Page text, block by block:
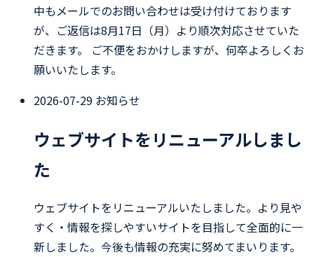
中もメールでのお問い合わせは受け付けております
が、ご返信は8月17日（月）より順次対応させていた
だきます。 ご不便をおかけしますが、何卒よろしくお
願いいたします。
2026-07-29 お知らせ
ウェブサイトをリニューアルしまし
た
ウェブサイトをリニューアルいたしました。より見や
すく・情報を探しやすいサイトを目指して全面的に一
新しました。今後も情報の充実に努めてまいります。